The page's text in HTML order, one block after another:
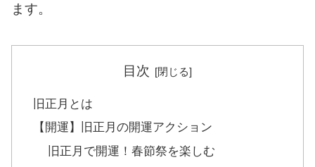
ます。
目次
旧正月とは
【開運】旧正月の開運アクション
旧正月で開運！春節祭を楽しむ